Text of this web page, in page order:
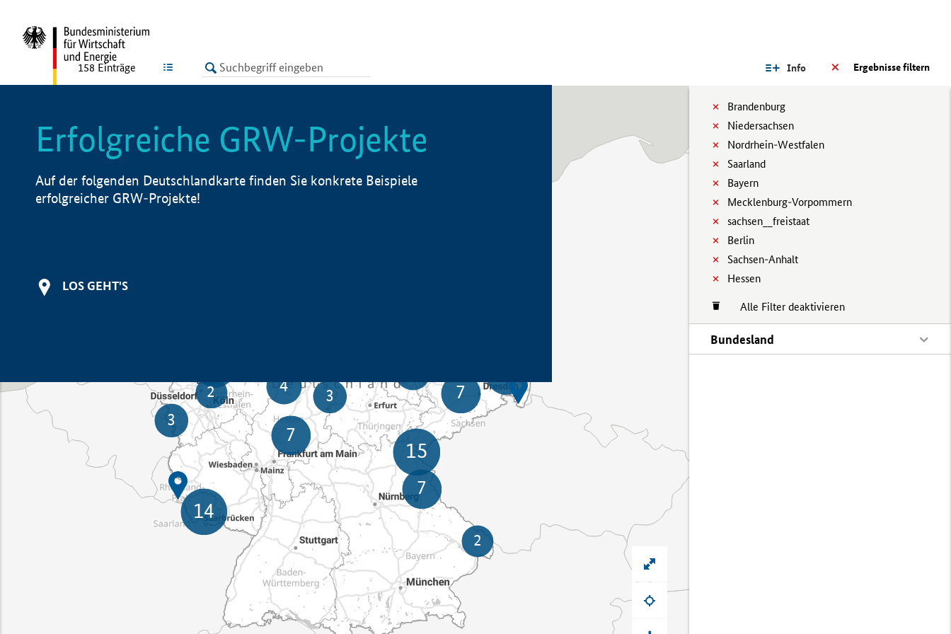
LISTE Ergebnisse filtern
Info
Brandenburg
Niedersachsen
Nordrhein-Westfalen
Saarland
Bayern
Mecklenburg-Vorpommern
sachsen__freistaat
Berlin
Sachsen-Anhalt
Hessen
Alle Filter deaktivieren
Bundesland
158 Einträge
Erfolgreiche GRW-Projekte
Auf der folgenden Deutschlandkarte finden Sie konkrete Beispiele
erfolgreicher GRW-Projekte!
LOS GEHT'S